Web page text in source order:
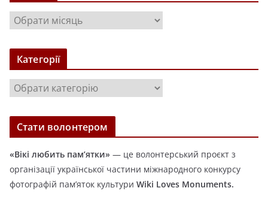
р
х
в
Категорії
а
т
о
р
і
Стати волонтером
«Вікі любить пам’ятки» — це волонтерський проєкт з
організації української частини міжнародного конкурсу
фотографій пам’яток культури Wiki Loves Monuments.